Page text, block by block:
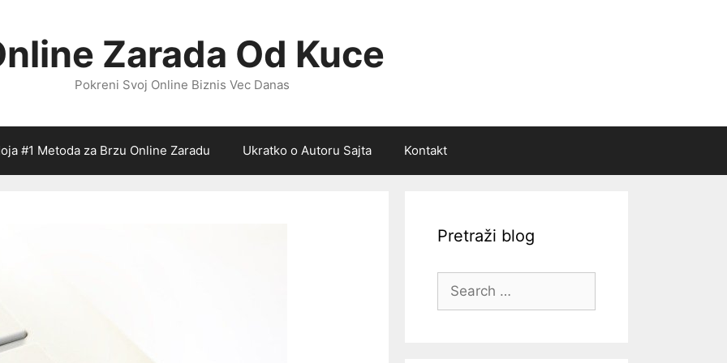
Zarada Od Kuce
Pokreni Svoj Online Biznis Vec Danas
#1 Metoda za Brzu Online Zaradu Ukratko o Autoru Sajta Kontakt
Pretraži blog
Search
for: